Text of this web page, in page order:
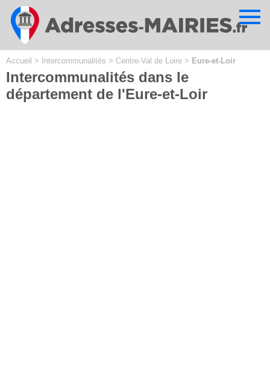
Accueil > Intercommunalités > Centre-Val de Loire > Eure-et-Loir
Intercommunalités dans le
département de l'Eure-et-Loir
Cookies management panel